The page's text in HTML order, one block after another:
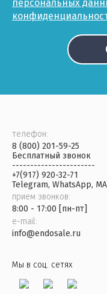
персональных
телефон:
8 (800) 201-59-25
Бесплатный звонок
-----------------------
+7(917) 920-32-71
Telegram, WhatsApp,
прием звонков:
8:00 - 17:00 [пн-пт]
e-mail:
info@endosale.ru
Мы в соц. сетях